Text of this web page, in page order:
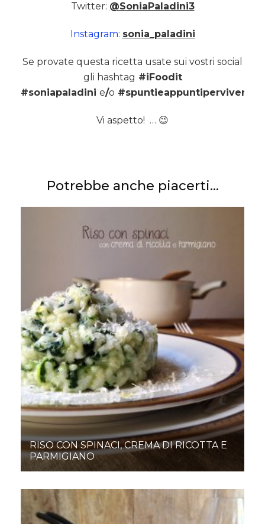
Twitter: @SoniaPaladini3
Instagram: sonia_paladini
Se provate questa ricetta usate sui vostri social
gli hashtag #iFoodit
#soniapaladini e/o
Vi aspetto! … 😉
Potrebbe anche piacerti...
RISO CON SPINACI, CREMA DI RICOTTA E
PARMIGIANO